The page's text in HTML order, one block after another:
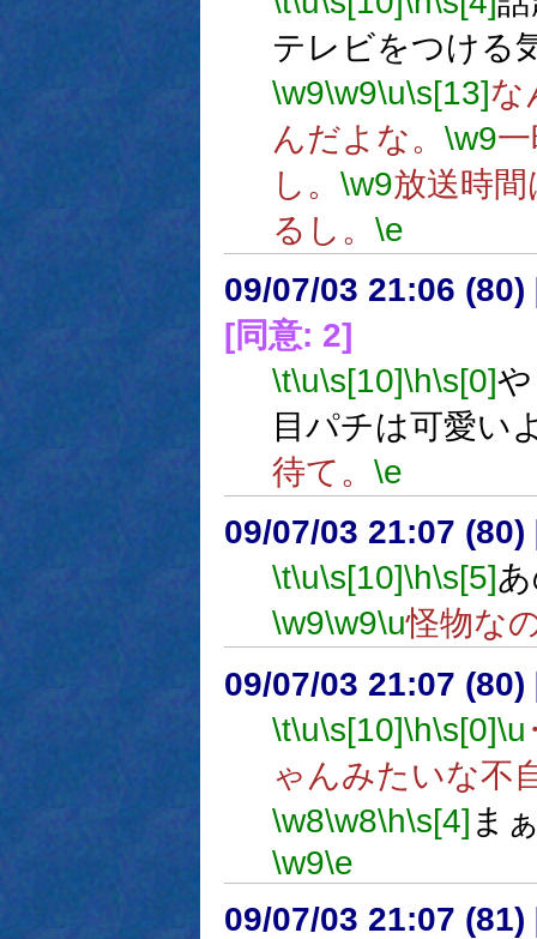
テレビをつける
\w9\w9\u\s[13]な
んだよな。 \w9
し。 \w9放送時
るし。 \e
09/07/03 21:06 (80)
[同意: 2]
\t\u\s[10]\h\s[0]
目パチは可愛い
待て。 \e
09/07/03 21:07 (80)
\t\u\s[10]\h\s[5]
\w9\w9\u怪物な
09/07/03 21:07 (80)
\t\u\s[10]\h\s[0]\u
ゃんみたいな不
\w8\w8\h\s[4] ま
\w9\e
09/07/03 21:07 (81)